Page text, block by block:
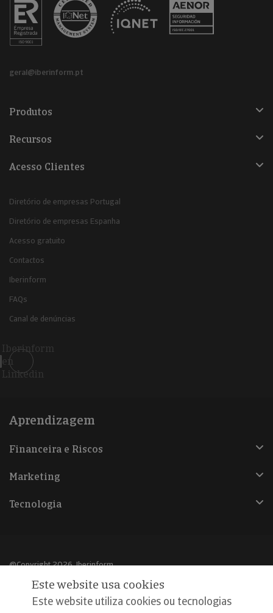
geral@iberinform.pt
Produtos
Recursos
Acesso Clientes
Diretório de empresas Portugal
Diretório de empresas Espanha
Acesso gratuito
Contactos
Iberinform
FAQs
Canal de denúncias
Iberinform
en
Linkedin
Aprendizagem
Financeira e Riscos
Marketing
Tecnologia
@Copyright 2026, Iberinform
Este website usa cookies
Este website utiliza cookies ou tecnologias